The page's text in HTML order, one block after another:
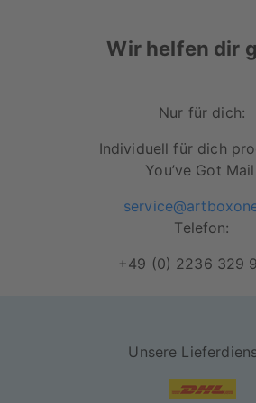
(248 g/m²)
Ausbelichtung auf
hohe Lichtbeständigkeit
glänzendes Finish
Größe 90×60 cm:
240g/m² Papierstärke
bewährte Druckqualität
Wir helfen dir
Nur für dich:
Individuell für dich
You’ve Got
Telefon:
+49 (0) 2236 329
Unsere